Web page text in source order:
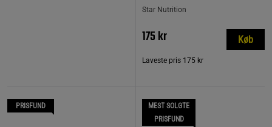
Star Nutrition
175 kr
Laveste pris 175 kr
Køb
PRISFUND
MEST SOLGTE
PRISFUND